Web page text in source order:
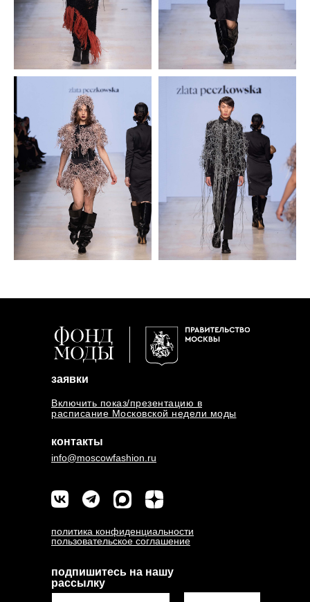
подпишитесь на нашу
рассылку
политика конфиденциальности
пользовательское соглашение
контакты
info@moscowfashion.ru
заявки
Включить показ/презентацию в
расписание Московской недели моды